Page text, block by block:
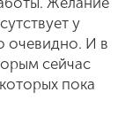
у
очевидно. И в
сейчас
пока